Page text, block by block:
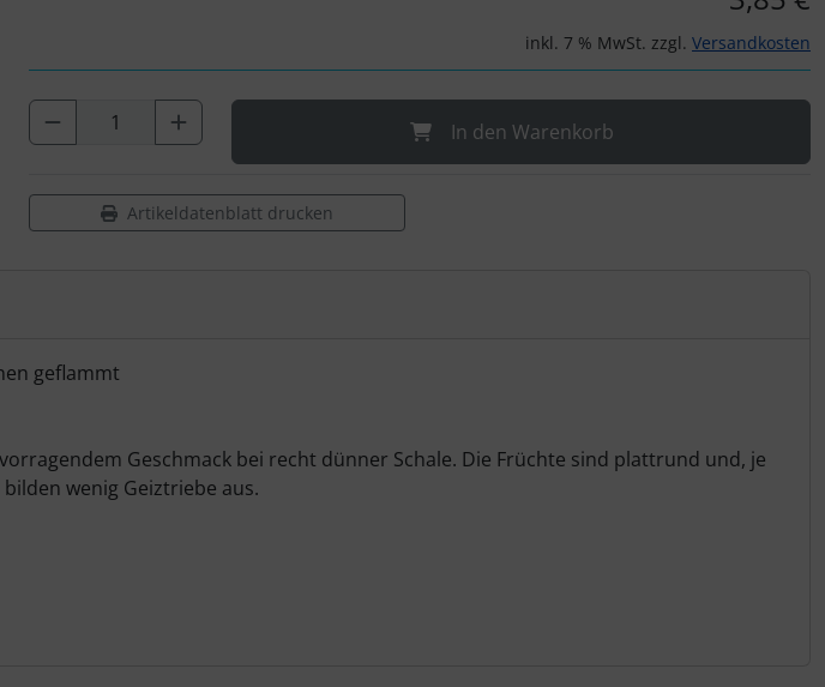
inkl. 7 % MwSt. zzgl. Versandkosten
In den Warenkorb
Artikeldatenblatt drucken
geflammt
Geschmack bei recht dünner Schale. Die Früchte sind plattrund und, je
wenig Geiztriebe aus.